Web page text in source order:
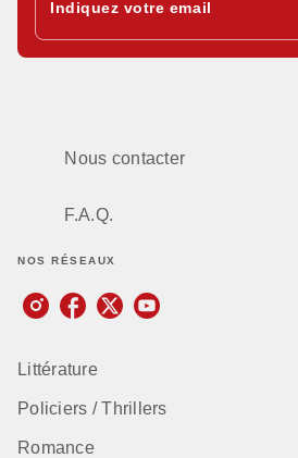
Indiquez votre email
Nous contacter
F.A.Q.
NOS RÉSEAUX
Littérature
Policiers / Thrillers
Romance